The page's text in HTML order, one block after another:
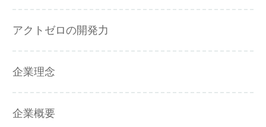
アクトゼロの開発力
企業理念
企業概要